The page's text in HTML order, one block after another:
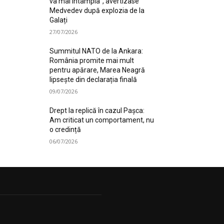
Medvedev după explozia de la
Galați
27/07/2026
Summitul NATO de la Ankara:
România promite mai mult
pentru apărare, Marea Neagră
lipsește din declarația finală
09/07/2026
Drept la replică în cazul Pașca:
Am criticat un comportament, nu
o credință
06/07/2026